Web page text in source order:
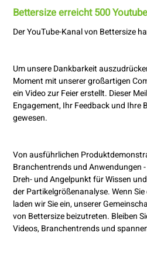
Bettersize erreicht 500
Der YouTube-Kanal von Bettersize
Um unsere Dankbarkeit
Moment mit unserer großartigen
ein Video zur Feier erstellt. Dieser
Engagement, Ihr Feedback und Ihre
gewesen.
Von ausführlichen
Branchentrends und Anwendungen
Dreh- und Angelpunkt für Wissen
der Partikelgrößenanalyse. Wenn
laden wir Sie ein, unserer
von Bettersize beizutreten. Bleiben
Videos, Branchentrends und